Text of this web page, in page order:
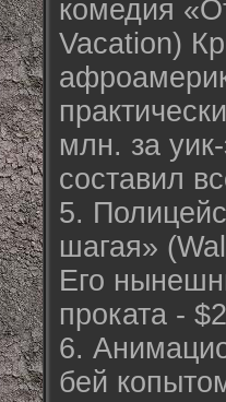
комедия
Vacation)
млн. за
составил
5.
шагая»
Его
проката -
6.
бей